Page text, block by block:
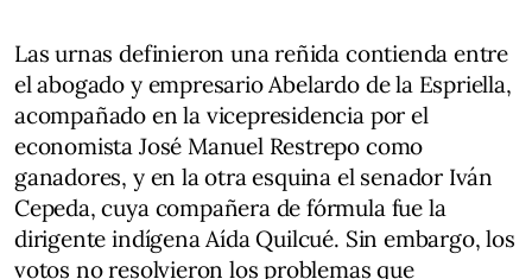
Las urnas definieron una reñida contienda entre
el abogado y empresario Abelardo de la Espriella,
acompañado en la vicepresidencia por el
economista José Manuel Restrepo como
ganadores, y en la otra esquina el senador Iván
Cepeda, cuya compañera de fórmula fue la
dirigente indígena Aída Quilcué. Sin embargo, los
votos no resolvieron los problemas que